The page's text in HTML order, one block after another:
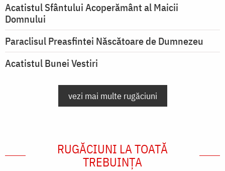
Acatistul Sfântului Acoperământ al Maicii
Domnului
Paraclisul Preasfintei Născătoare de Dumnezeu
Acatistul Bunei Vestiri
vezi mai multe rugăciuni
RUGĂCIUNI LA TOATĂ
TREBUINȚA